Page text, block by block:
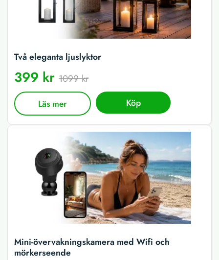
Två eleganta ljuslyktor
399 kr 1099 kr
Läs mer Köp
Mini-övervakningskamera med Wifi och
mörkerseende